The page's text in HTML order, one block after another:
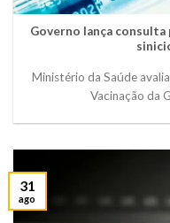
Governo lança
Ministério da Saúde
Vacinação da
31
ago